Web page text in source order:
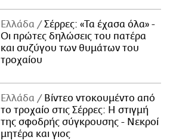
Ελλάδα
Σέρρες: «Τα έχασα όλα» -
Οι πρώτες δηλώσεις του πατέρα
και συζύγου των θυμάτων του
τροχαίου
Ελλάδα
Βίντεο ντοκουμέντο από
το τροχαίο στις Σέρρες: Η στιγμή
της σφοδρής σύγκρουσης - Νεκροί
μητέρα και γιος